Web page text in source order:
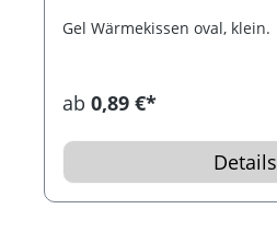
Gel Wärmekissen oval, klein.
ab 0,89 €*
Details